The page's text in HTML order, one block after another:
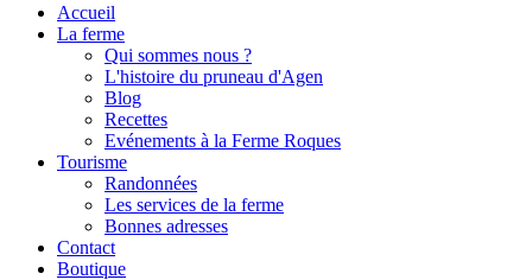
Accueil
La ferme
Qui sommes nous ?
L'histoire du pruneau d'Agen
Blog
Recettes
Evénements à la Ferme Roques
Tourisme
Randonnées
Les services de la ferme
Bonnes adresses
Contact
Boutique